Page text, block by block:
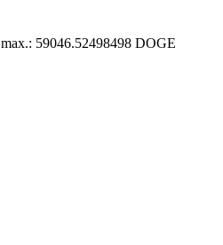
max.: 59046.52498498 DOGE